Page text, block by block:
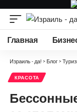
Главная
Израиль - да! > Блог >
КРАСОТА